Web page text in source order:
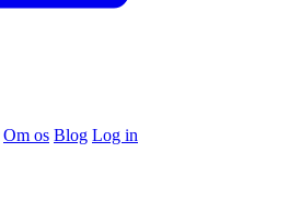
Om os Blog Log in